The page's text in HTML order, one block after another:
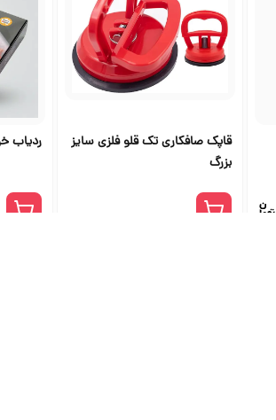
قاپک صافکاری تک قلو فلزی سایز
بزرگ
ردیاب